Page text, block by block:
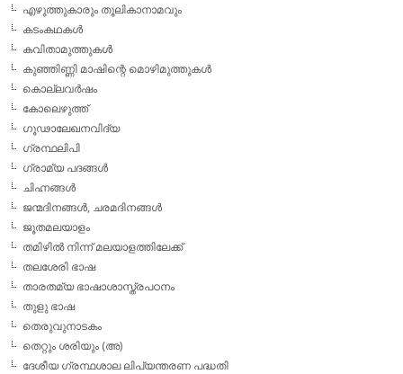
എഴുത്തുകാരും തൂലികാനാമവും
കടംകഥകള്‍
കവിതാമുത്തുകള്‍
കുഞ്ഞിണ്ണി മാഷിന്റെ മൊഴിമുത്തുകള്‍
കൊല്ലവര്‍ഷം
കോലെഴുത്ത്
ഗൂഢാലേഖനവിദ്യ
ഗ്രന്ഥലിപി
ഗ്രാമ്യ പദങ്ങള്‍
ചിഹ്നങ്ങള്‍
ജന്മദിനങ്ങള്‍, ചരമദിനങ്ങള്‍
ജൂതമലയാളം
തമിഴില്‍ നിന്ന് മലയാളത്തിലേക്ക്
തലശേരി ഭാഷ
താരതമ്യ ഭാഷാശാസ്ത്രപഠനം
തുളു ഭാഷ
തെരുവുനാടകം
തെറ്റും ശരിയും (അ)
ദേശീയ ഗ്രന്ഥശാല ലിപ്യന്തരണ പദ്ധതി